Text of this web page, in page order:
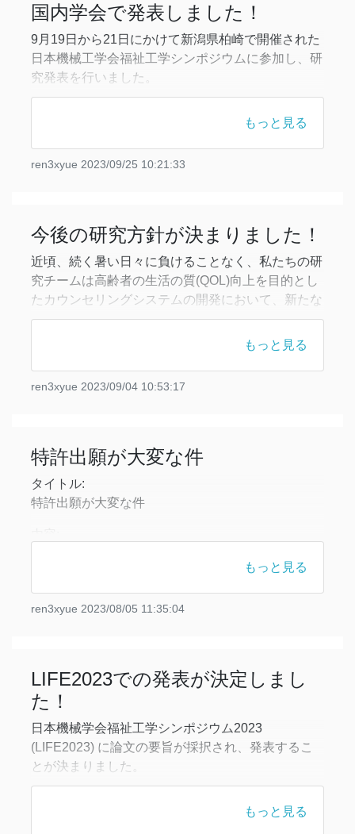
国内学会で発表しました！
9月19日から21日にかけて新潟県柏崎で開催された
日本機械工学会福祉工学シンポジウムに参加し、研
究発表を行いました。
福祉工学シンポジウムも何年振りかの対面開催だっ
の関係者も多く参加し、まさしく学際的な場となり
ました。
学会や、夜に開かれた
もっと見る
ren3xyue 2023/09/25 10:21:33
今後の研究方針が決まりました！
近頃、続く暑い日々に負けることなく、私たちの研
究チームは高齢者の生活の質(QOL)向上を目的とし
たカウンセリングシステムの開発において、新たな
進展を遂げております。これまでの研究により、あ
る程度の精度でQOLを推定することが可能となった
ます。
ただし、情報理工学の分野だけで研究を進めること
もっと見る
ren3xyue 2023/09/04 10:53:17
特許出願が大変な件
タイトル:
特許出願が大変な件
願が完了しました！昨年から準備を進めてきてやっ
とここまで来ることができました。これからは審査
を経て、また権利化ポイントの調整を行います。
大学の教職員が自身の発明で事業化することは、大
学としても推奨しているようで、サポ
もっと見る
ren3xyue 2023/08/05 11:35:04
LIFE2023での発表が決定しまし
た！
日本機械学会福祉工学シンポジウム2023
(LIFE2023) に論文の要旨が採択され、発表するこ
とが決まりました。
この学会は、医療、福祉、生活支援などの分野と工
学や技術の分野の研究者が一堂に会する場として毎
もっと見る